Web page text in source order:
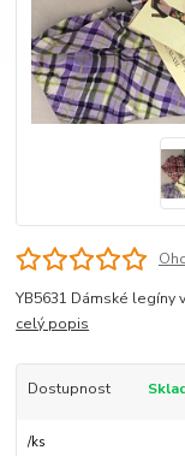
YB5631 Dámské legíny
celý popis
Dostupnost
/ks